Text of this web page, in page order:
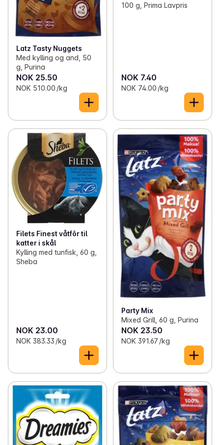
Latz Tasty Nuggets
Med kylling og and, 50
g, Purina
NOK 25.50
NOK 510.00 /kg
100 g, Prima Lavpris
NOK 7.40
NOK 74.00 /kg
Filets Finest våtfôr til
katter i skål
Kylling med tunfisk, 60 g,
Sheba
NOK 23.00
NOK 383.33 /kg
Party Mix
Mixed Grill, 60 g, Purina
NOK 23.50
NOK 391.67 /kg